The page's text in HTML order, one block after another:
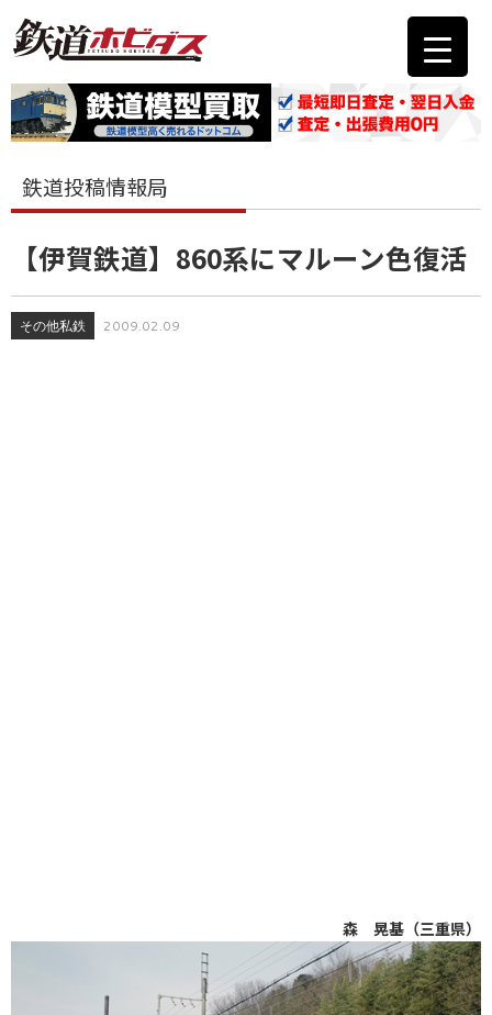
鉄道投稿情報局
【伊賀鉄道】860系にマルーン色復活
その他私鉄 2009.02.09
森 晃基（三重県）